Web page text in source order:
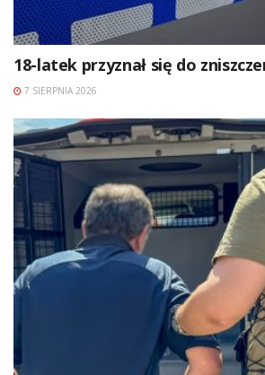
18-latek przyznał się do
7 SIERPNIA 2026